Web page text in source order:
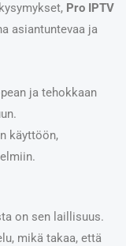
Pro IPTV
asiantuntevaa ja
ja tehokkaan
käyttöön,
on sen laillisuus.
mikä takaa, että